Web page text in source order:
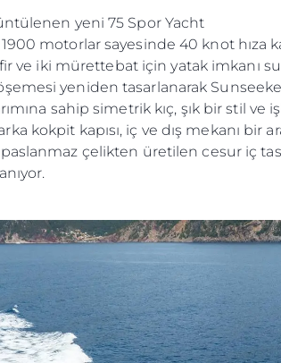
yeni 75 Spor Yacht
1900 motorlar sayesinde 40 knot hıza
ve iki mürettebat için yatak imkanı
yeniden tasarlanarak
sahip simetrik kıç, şık bir stil ve
kokpit kapısı, iç ve dış mekanı bir
çelikten üretilen cesur iç